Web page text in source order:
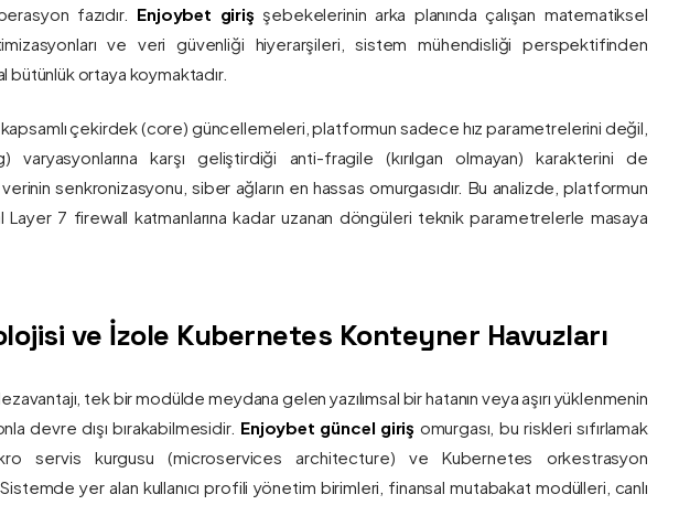
fazıdır. Enjoybet giriş şebekelerinin arka planında çalışan matematiksel
ve veri güvenliği hiyerarşileri, sistem mühendisliği perspektifinden
ortaya koymaktadır.
çekirdek (core) güncellemeleri, platformun sadece hız parametrelerini değil,
varyasyonlarına karşı geliştirdiği anti-fragile (kırılgan olmayan) karakterini de
senkronizasyonu, siber ağların en hassas omurgasıdır. Bu analizde, platformun
Layer 7 firewall katmanlarına kadar uzanan döngüleri teknik parametrelerle masaya
ve İzole Kubernetes Konteyner Havuzları
tek bir modülde meydana gelen yazılımsal bir hatanın veya aşırı yüklenmenin
devre dışı bırakabilmesidir. Enjoybet güncel giriş omurgası, bu riskleri sıfırlamak
servis kurgusu (microservices architecture) ve Kubernetes orkestrasyon
yer alan kullanıcı profili yönetim birimleri, finansal mutabakat modülleri, canlı